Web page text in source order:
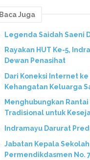
Baca Juga
Legenda Saidah Saeni
Rayakan HUT Ke-5,
Dewan Penasihat
Dari Koneksi Internet
Kehangatan Keluarga
Menghubungkan
Tradisional untuk
Indramayu Darurat
Jabatan Kepala
Permendikdasmen No.